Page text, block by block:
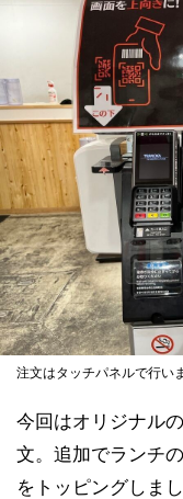
注文はタッチパネルで行い
今回はオリジナル
文。追加でランチ
をトッピングしま